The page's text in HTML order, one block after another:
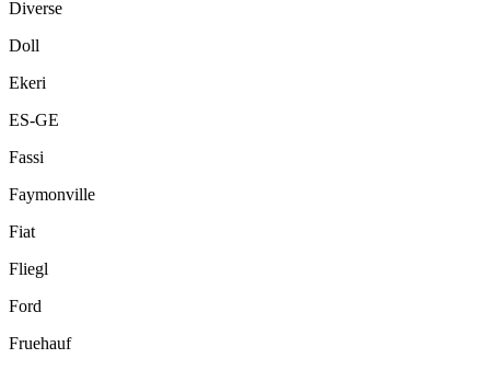
Diverse
Doll
Ekeri
ES-GE
Fassi
Faymonville
Fiat
Fliegl
Ford
Fruehauf